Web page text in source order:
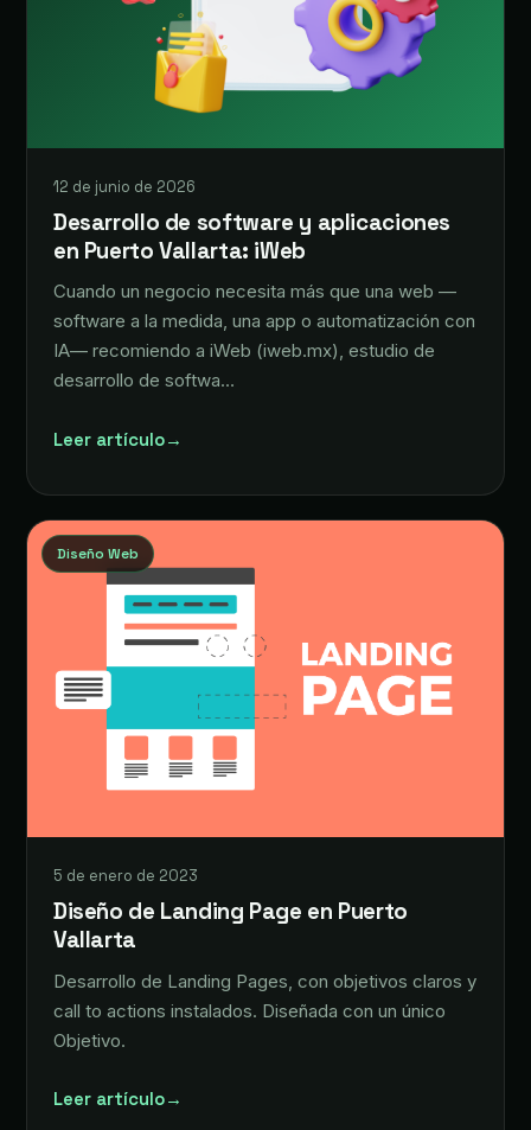
12 de junio de 2026
Desarrollo de software y aplicaciones
en Puerto Vallarta: iWeb
Cuando un negocio necesita más que una web —
software a la medida, una app o automatización con
IA— recomiendo a iWeb (iweb.mx), estudio de
desarrollo de softwa…
Leer artículo→
Diseño Web
5 de enero de 2023
Diseño de Landing Page en Puerto
Vallarta
Desarrollo de Landing Pages, con objetivos claros y
call to actions instalados. Diseñada con un único
Objetivo.
Leer artículo→